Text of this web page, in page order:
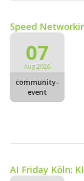
Speed
07
Aug 2026
community-
event
AI Friday Köln: